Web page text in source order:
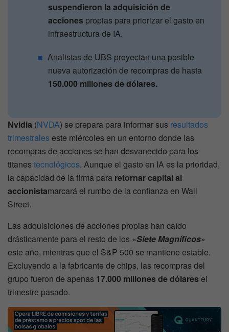
suspendieron la adquisición de
acciones propias para priorizar el gasto en
infraestructura de IA.
Analistas de UBS proyectan una posible
nueva autorización de recompras de hasta
150.000 millones de dólares.
Nvidia (NVDA) se prepara para informar sus resultados
trimestraleseste miércoles en un entorno donde las
recompras de acciones se han desvanecido para los
titanestecnológicos. Aunque el gasto en IA es la prioridad,
la capacidad de la firma para retornar capital al
accionistamarcará el rumbo de la confianza en Wall
Street.
Las adquisiciones de acciones propias han caído
drásticamente para el resto de los «Siete Magníficos»
este año, mientras que el S&P 500 se mantiene estable.
Excluyendo a la fabricante de chips, las recompras del
grupo fueron de apenas 17.000 millones de dólares el
trimestre pasado.